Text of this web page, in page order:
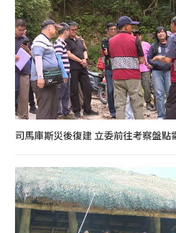
司馬庫斯災後復建 立委前往考察盤點